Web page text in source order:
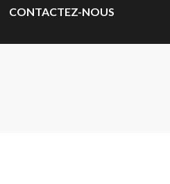
CONTACTEZ-NOUS